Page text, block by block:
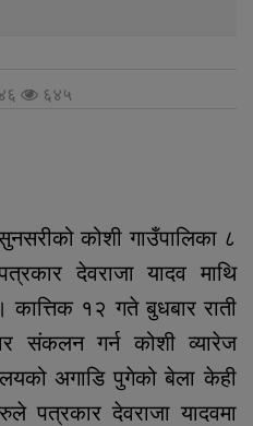
६४५
कोशी गाउँपालिका ८
देवराजा यादव माथि
१२ गते बुधबार राती
संकलन गर्न कोशी व्यारेज
अगाडि पुगेको बेला केही
पत्रकार देवराजा यादवमा